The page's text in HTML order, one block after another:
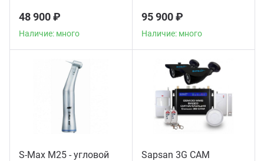
48 900 ₽
Наличие: много
95 900 ₽
Наличие: много
S-Max M25 - угловой
Sapsan 3G CAM